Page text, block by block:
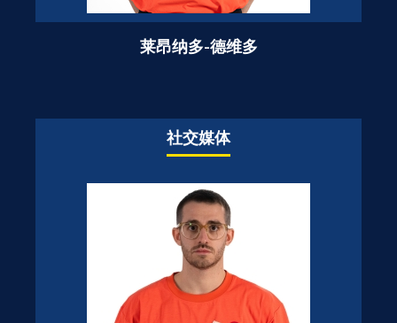
莱昂纳多-德维多
社交媒体